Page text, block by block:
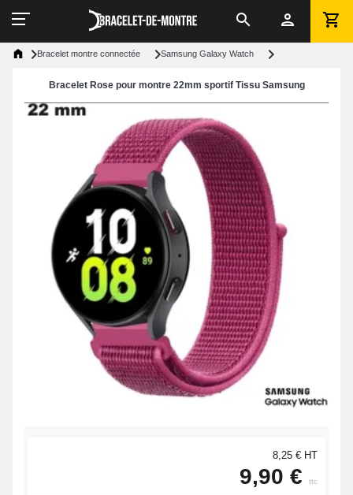
Bracelet montre connectée Samsung Galaxy Watch
Bracelet Rose pour montre 22mm sportif Tissu Samsung
8,25 € HT
9,90 € ttc